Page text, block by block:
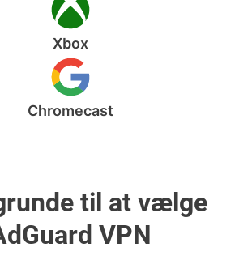
Xbox
Chromecast
til at vælge
VPN